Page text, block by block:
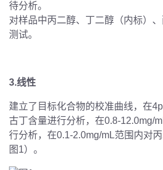
待分析。
对样品中丙二醇、丁二醇（内标）
测试。
3.线性
建立了目标化合物的校准曲线，在
古丁含量进行分析，在0.8-12.0mg/
行分析，在0.1-2.0mg/mL范围内对
图1）。